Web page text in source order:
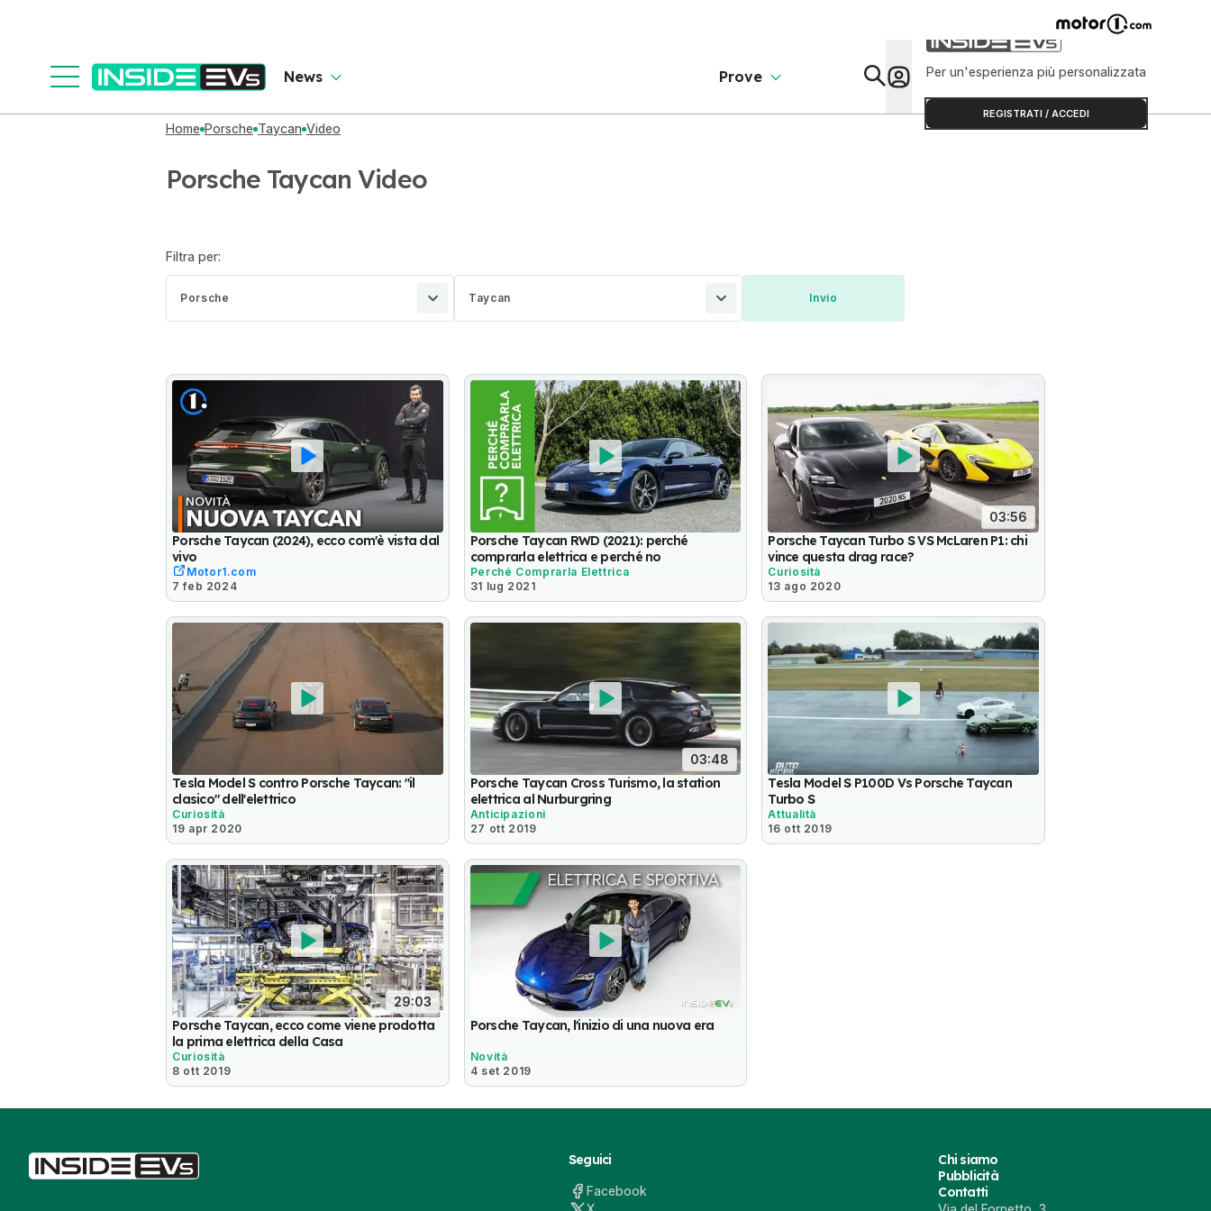
News Prove Per un'esperienza più personalizzata
REGISTRATI / ACCEDI
Home Porsche Taycan Video
Porsche Taycan Video
Filtra per:
Porsche Taycan
Porsche Taycan (2024), ecco com'è vista dal
vivo
Motor1.com
7 feb 2024
Porsche Taycan RWD (2021): perché
comprarla elettrica e perché no
Perché Comprarla Elettrica
31 lug 2021
03:56
Porsche Taycan Turbo S VS McLaren P1: chi
vince questa drag race?
Curiosità
13 ago 2020
Tesla Model S contro Porsche Taycan: "il
clasico" dell'elettrico
Curiosità
19 apr 2020
03:48
Porsche Taycan Cross Turismo, la station
elettrica al Nurburgring
Anticipazioni
27 ott 2019
Tesla Model S P100D Vs Porsche Taycan
Turbo S
Attualità
16 ott 2019
29:03
Porsche Taycan, ecco come viene prodotta
la prima elettrica della Casa
Curiosità
8 ott 2019
Porsche Taycan, l'inizio di una nuova era
Novità
4 set 2019
Seguici
Facebook
Chi siamo
Pubblicità
Contatti